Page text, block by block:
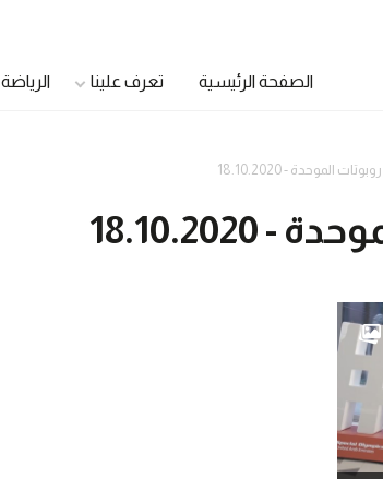
الصفحة الرئيسية تعرف علينا الرياضة
الموحدة - 18.10.2020